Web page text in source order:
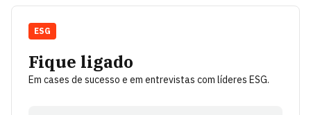
Fique ligado
Em cases de sucesso e em entrevistas com líderes ESG.
ESG